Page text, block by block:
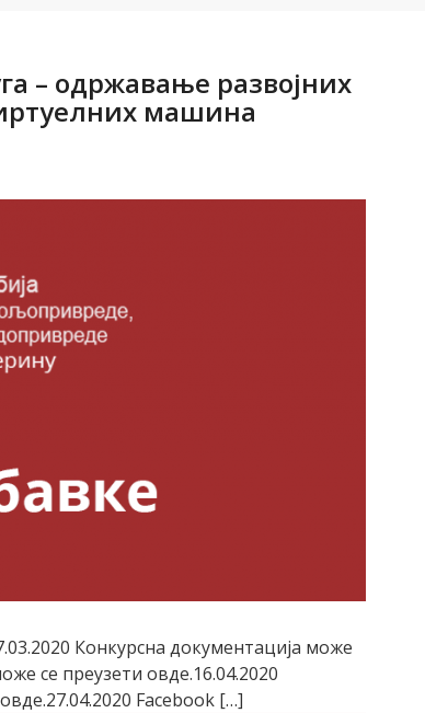
– oдржавање развојних
машина
Конкурсна документација може
се преузети овде.16.04.2020
Facebook […]